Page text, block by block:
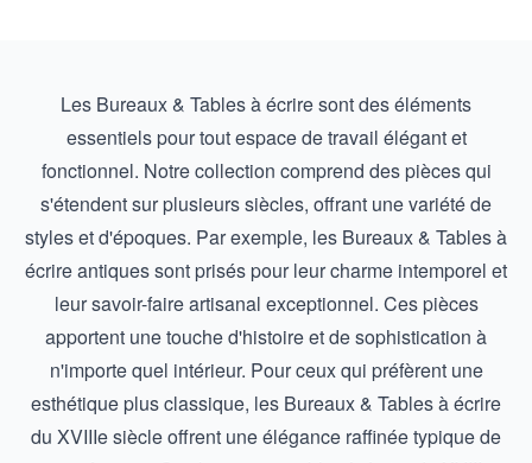
Les Bureaux & Tables à écrire sont des éléments
essentiels pour tout espace de travail élégant et
fonctionnel. Notre collection comprend des pièces qui
s'étendent sur plusieurs siècles, offrant une variété de
styles et d'époques. Par exemple, les Bureaux & Tables à
écrire antiquessont prisés pour leur charme intemporel et
leur savoir-faire artisanal exceptionnel. Ces pièces
apportent une touche d'histoire et de sophistication à
n'importe quel intérieur. Pour ceux qui préfèrent une
esthétique plus classique, les Bureaux & Tables à écrire
du XVIIIe siècleoffrent une élégance raffinée typique de